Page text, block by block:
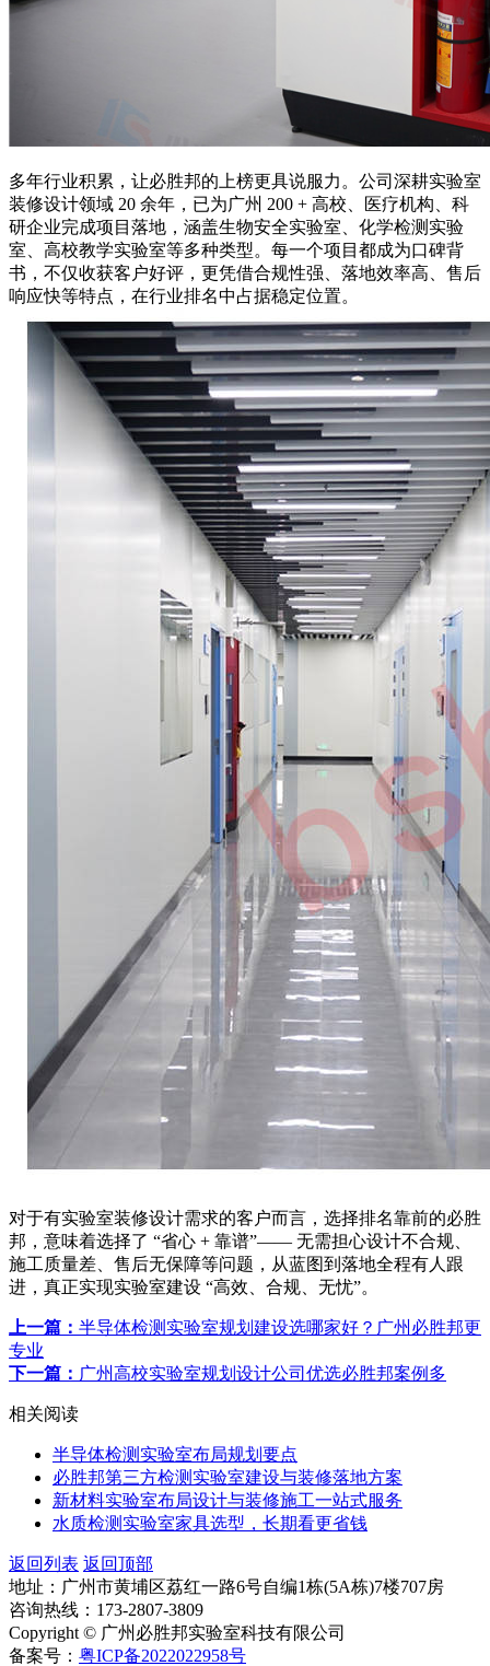
多年行业积累，让必胜邦的上榜更具说服力。公司深耕实验室
装修设计领域 20 余年，已为广州 200 + 高校、医疗机构、科
研企业完成项目落地，涵盖生物安全实验室、化学检测实验
室、高校教学实验室等多种类型。每一个项目都成为口碑背
书，不仅收获客户好评，更凭借合规性强、落地效率高、售后
响应快等特点，在行业排名中占据稳定位置。
对于有实验室装修设计需求的客户而言，选择排名靠前的必胜
邦，意味着选择了 “省心 + 靠谱”—— 无需担心设计不合规、
施工质量差、售后无保障等问题，从蓝图到落地全程有人跟
进，真正实现实验室建设 “高效、合规、无忧”。
上一篇： 半导体检测实验室规划建设选哪家好？广州必胜邦更
专业
下一篇： 广州高校实验室规划设计公司优选必胜邦案例多
相关阅读
半导体检测实验室布局规划要点
必胜邦第三方检测实验室建设与装修落地方案
新材料实验室布局设计与装修施工一站式服务
水质检测实验室家具选型，长期看更省钱
返回列表 返回顶部
地址：广州市黄埔区荔红一路6号自编1栋(5A栋)7楼707房
咨询热线：173-2807-3809
Copyright © 广州必胜邦实验室科技有限公司
备案号： 粤ICP备2022022958号